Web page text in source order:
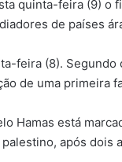
quinta-feira (9) o
de países
feira (8).
de uma primeira
Hamas está
após dois